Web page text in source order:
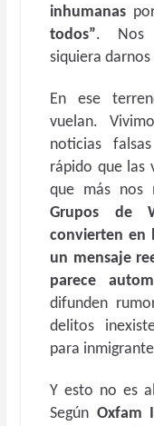
inhumanas
todos”. Nos
siquiera
En ese
vuelan.
noticias
rápido que las
que más nos
Grupos de
convierten en
un mensaje
parece
difunden
delitos
para
Y esto no es
Según Oxfam